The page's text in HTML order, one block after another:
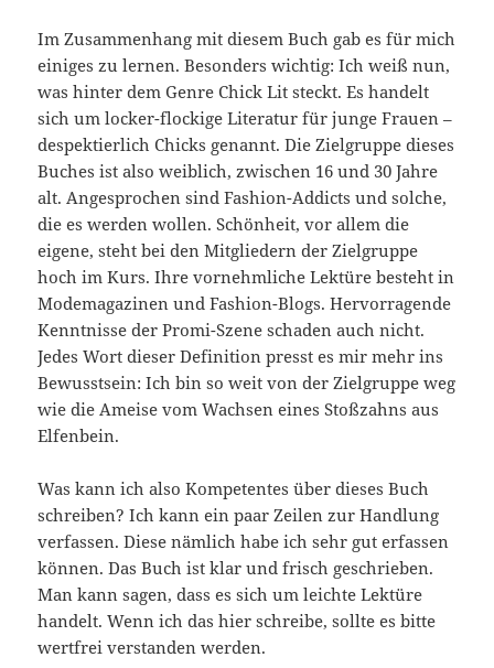
Im Zusammenhang mit diesem Buch gab es für mich
einiges zu lernen. Besonders wichtig: Ich weiß nun,
was hinter dem Genre Chick Lit steckt. Es handelt
sich um locker-flockige Literatur für junge Frauen –
despektierlich Chicks genannt. Die Zielgruppe dieses
Buches ist also weiblich, zwischen 16 und 30 Jahre
alt. Angesprochen sind Fashion-Addicts und solche,
die es werden wollen. Schönheit, vor allem die
eigene, steht bei den Mitgliedern der Zielgruppe
hoch im Kurs. Ihre vornehmliche Lektüre besteht in
Modemagazinen und Fashion-Blogs. Hervorragende
Kenntnisse der Promi-Szene schaden auch nicht.
Jedes Wort dieser Definition presst es mir mehr ins
Bewusstsein: Ich bin so weit von der Zielgruppe weg
wie die Ameise vom Wachsen eines Stoßzahns aus
Elfenbein.
Was kann ich also Kompetentes über dieses Buch
schreiben? Ich kann ein paar Zeilen zur Handlung
verfassen. Diese nämlich habe ich sehr gut erfassen
können. Das Buch ist klar und frisch geschrieben.
Man kann sagen, dass es sich um leichte Lektüre
handelt. Wenn ich das hier schreibe, sollte es bitte
wertfrei verstanden werden.